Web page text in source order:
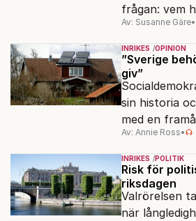
frågan: vem
ansvar för
Av: Susanne Gäre•
INRIKES OPINION
”Sverige
giv”
sin historia
med en
Sverige
jämlikt och
Av: Annie Ross•
INRIKES POLITIK
Risk för
riksdagen
Valrörelsen
när